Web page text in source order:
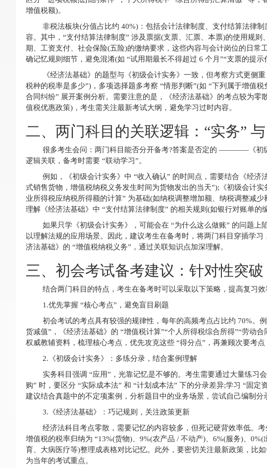
增值税额)。
非税法板块(分值占比约 40%)：包括会计法律制度、支付结算法律
容。其中，“支付结算法律制度” 涉及票据(支票、汇票、本票)的使用规
期、工资支付、社会保险(五险)的缴纳要求，这些内容与会计岗位的日
确记忆规则细节，避免混淆(如 “试用期最长不得超过 6 个月”“支票的提示
《经济法基础》的题型与《初级会计实务》一致，但考察方式更侧
税种的税率是多少”)，多项选择题多考察 “情形判断”(如 “下列属于增值
合同纠纷” 展开案例分析。需要注意的是，《经济法基础》的考点较为
值税优惠政策)，考生需关注最新考试大纲，避免学习过时内容。
二、两门科目的关联逻辑：“实务”
很多考生会问：两门科目能否分开备考?答案是否定的 ————《初
逻辑关联，备考时需要 “联动学习”。
例如，《初级会计实务》中 “收入确认” 的时间点，需要结合《经
式销售货物，增值税纳税义务发生时间为货物发出的当天”);《初级会计
业所得税应纳税所得额的计算” 为基础(如纳税调整增加额、纳税调整减
理解《经济法基础》中 “支付结算法律制度” 的相关规则(如银行对账单的
如果只学《初级会计实务》，可能会在 “为什么这么做账” 的问题
以理解法规的应用场景。因此，建议考生在备考时，将两门科目穿插学
济法基础》的 “增值税纳税义务”，通过关联知识点加深理解。
三、初会考试备考建议：针对性突
结合两门科目的特点，考生在备考时可以采取以下策略，提高复习效
1.优先掌握 “核心考点”，避免盲目刷题
初会考试的考点具有较强的规律性，每年的高频考点占比约 70%。
货减值”，《经济法基础》的 “增值税计算”“个人所得税综合所得”“劳动
权威教辅资料，梳理核心考点，优先攻克这些 “得分点”，再兼顾次要考
2.《初级会计实务》：多练分录，结合案例理解
实务科目强调 “应用”，光靠记忆是不够的。考生需要通过大量练习
购” 时，要区分 “实际成本法” 和 “计划成本法” 下的分录差异;学习 “固
建议结合真题中的不定项案例，分析题目中的业务场景，尝试自己编制分
3.《经济法基础》：巧记规则，关注政策更新
经济法科目考点零散，需要记忆的内容较多，但死记硬背效率低。
增值税的税率归纳为 “13%(货物)、9%(农产品 / 不动产)、6%(服务)、
育、大病医疗等)整理成表格对比记忆。此外，要密切关注最新政策，比
为当年的考试重点。